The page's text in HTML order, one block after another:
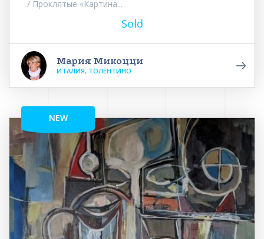
/ Проклятые «Картина...
Sold
Мария Микоцци
ИТАЛИЯ, ТОЛЕНТИНО
NEW